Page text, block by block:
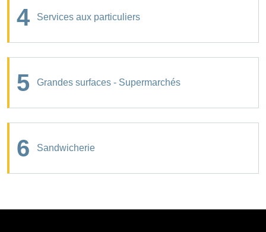
4 Services aux particuliers
5 Grandes surfaces - Supermarchés
6 Sandwicherie